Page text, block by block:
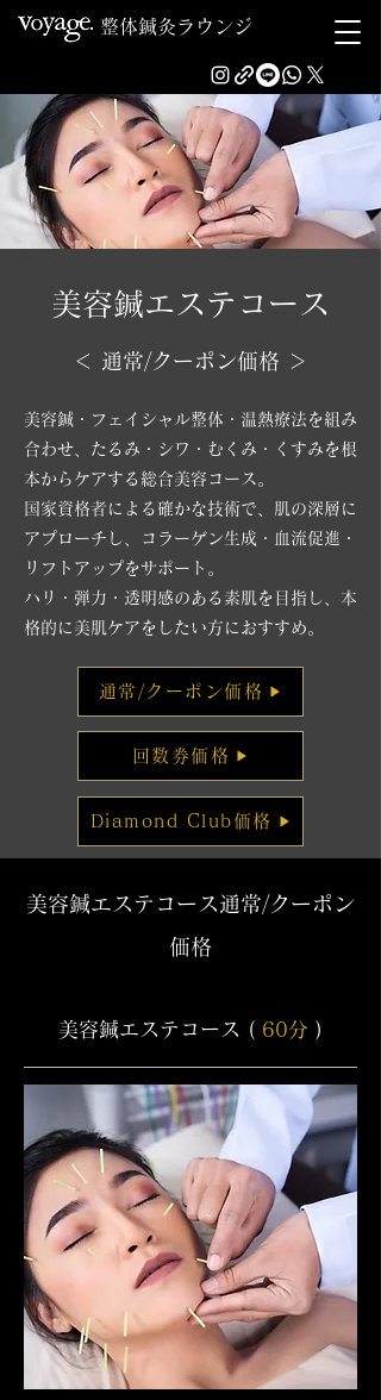
整体鍼灸ラウンジ
美容鍼エステコース
＜ 通常/クーポン価格 ＞
美容鍼・フェイシャル整体・温熱療法を組み
合わせ、たるみ・シワ・むくみ・くすみを根
本からケアする総合美容コース。
国家資格者による確かな技術で、肌の深層に
アプローチし、コラーゲン生成・血流促進・
リフトアップをサポート。
ハリ・弾力・透明感のある素肌を目指し、本
格的に美肌ケアをしたい方におすすめ。
通常/クーポン価格
回数券価格
Diamond Club価格
美容鍼エステコース通常/クーポン
価格
美容鍼エステコース ( 60分 )